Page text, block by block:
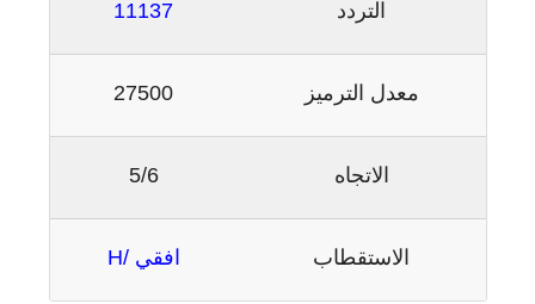
التردد 11137
معدل الترميز 27500
الاتجاه 5/6
الاستقطاب افقي /H